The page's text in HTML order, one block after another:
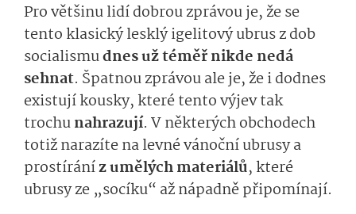
Pro většinu lidí dobrou zprávou je, že se
tento klasický lesklý igelitový ubrus z dob
socialismudnes už téměř nikde nedá
sehnat. Špatnou zprávou ale je, že i dodnes
existují kousky, které tento výjev tak
trochunahrazují. V některých obchodech
totiž narazíte na levné vánoční ubrusy a
prostíráníz umělých materiálů, které
ubrusy ze „socíku“ až nápadně připomínají.